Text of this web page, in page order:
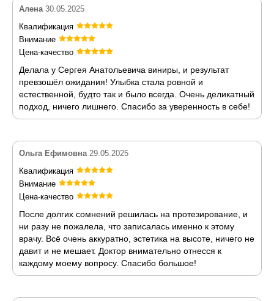
Алена 30.05.2025
Квалификация
Внимание
Цена-качество
Делала у Сергея Анатольевича виниры, и результат
превзошёл ожидания! Улыбка стала ровной и
естественной, будто так и было всегда. Очень деликатный
подход, ничего лишнего. Спасибо за уверенность в себе!
Ольга Ефимовна 29.05.2025
Квалификация
Внимание
Цена-качество
После долгих сомнений решилась на протезирование, и
ни разу не пожалела, что записалась именно к этому
врачу. Всё очень аккуратно, эстетика на высоте, ничего не
давит и не мешает. Доктор внимательно отнесся к
каждому моему вопросу. Спасибо большое!